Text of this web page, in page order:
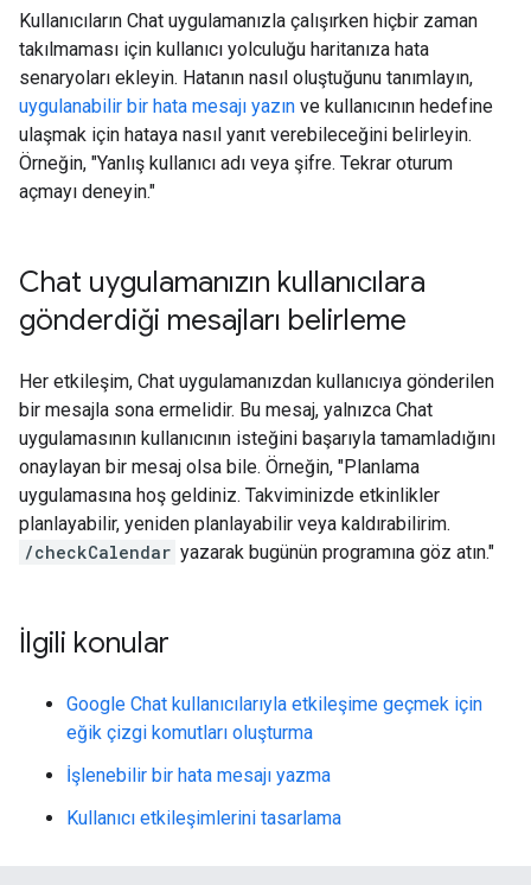
Kullanıcıların Chat uygulamanızla çalışırken hiçbir zaman
takılmaması için kullanıcı yolculuğu haritanıza hata
senaryoları ekleyin. Hatanın nasıl oluştuğunu tanımlayın,
uygulanabilir bir hata mesajı yazın ve kullanıcının hedefine
ulaşmak için hataya nasıl yanıt verebileceğini belirleyin.
Örneğin, "Yanlış kullanıcı adı veya şifre. Tekrar oturum
açmayı deneyin."
Chat uygulamanızın kullanıcılara
gönderdiği mesajları belirleme
Her etkileşim, Chat uygulamanızdan kullanıcıya gönderilen
bir mesajla sona ermelidir. Bu mesaj, yalnızca Chat
uygulamasının kullanıcının isteğini başarıyla tamamladığını
onaylayan bir mesaj olsa bile. Örneğin, "Planlama
uygulamasına hoş geldiniz. Takviminizde etkinlikler
planlayabilir, yeniden planlayabilir veya kaldırabilirim.
/checkCalendar yazarak bugünün programına göz atın."
İlgili konular
Google Chat kullanıcılarıyla etkileşime geçmek için
eğik çizgi komutları oluşturma
İşlenebilir bir hata mesajı yazma
Kullanıcı etkileşimlerini tasarlama